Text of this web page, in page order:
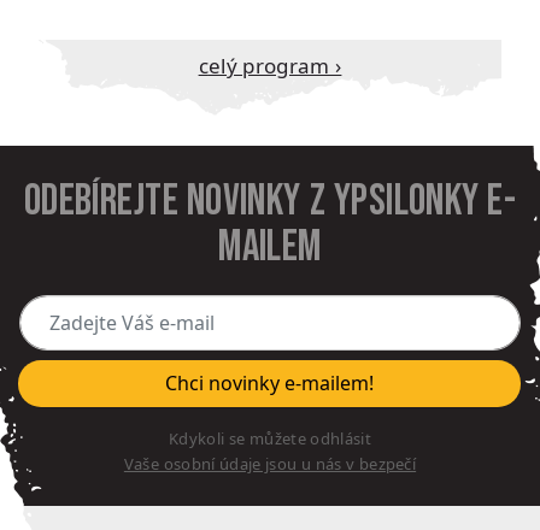
Celý program ›
Odebírejte novinky z Ypsilonky e-
mailem
Zadejte Váš e-mail
Chci novinky e-mailem!
Kdykoli se můžete odhlásit
Vaše osobní údaje jsou u nás v bezpečí